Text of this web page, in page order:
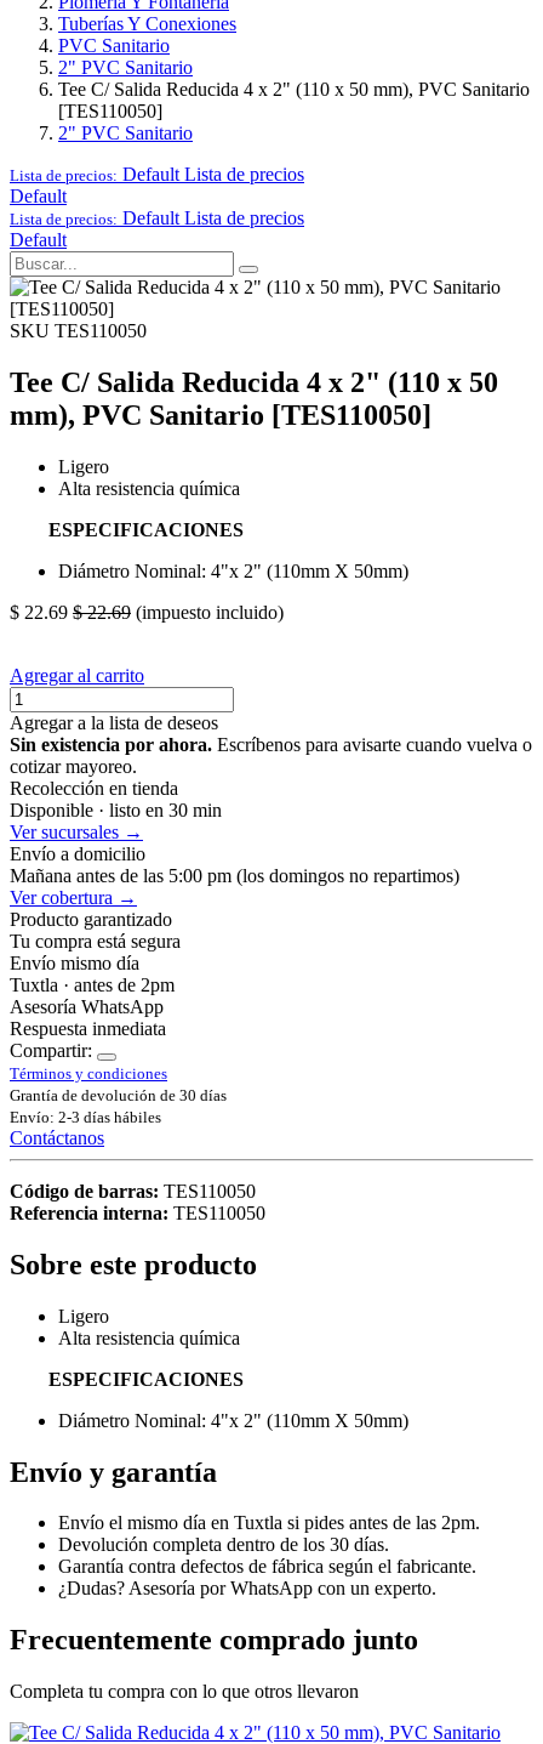
Tuberías Y Conexiones
PVC Sanitario
2" PVC Sanitario
Tee C/ Salida Reducida 4 x 2" (110 x 50 mm), PVC Sanitario
[TES110050]
2" PVC Sanitario
Lista de precios: Default Lista de precios
Default
Lista de precios: Default Lista de precios
Default
SKU TES110050
Tee C/ Salida Reducida 4 x 2" (110 x 50
mm), PVC Sanitario [TES110050]
Ligero
Alta resistencia química
ESPECIFICACIONES
Diámetro Nominal: 4"x 2" (110mm X 50mm)
$ 22.69 $22.69 (impuesto incluido)
Agregar al carrito
Agregar a la lista de deseos
Sin existencia por ahora. Escríbenos para avisarte cuando vuelva o
cotizar mayoreo.
Recolección en tienda
Disponible · listo en 30 min
Ver sucursales →
Envío a domicilio
Mañana antes de las 5:00 pm (los domingos no repartimos)
Ver cobertura →
Producto garantizado
Tu compra está segura
Envío mismo día
Tuxtla · antes de 2pm
Asesoría WhatsApp
Respuesta inmediata
Compartir:
Términos y condiciones
Grantía de devolución de 30 días
Envío: 2-3 días hábiles
Contáctanos
Código de barras: TES110050
Referencia interna: TES110050
Sobre este producto
Ligero
Alta resistencia química
ESPECIFICACIONES
Diámetro Nominal: 4"x 2" (110mm X 50mm)
Envío y garantía
Envío el mismo día en Tuxtla si pides antes de las 2pm.
Devolución completa dentro de los 30 días.
Garantía contra defectos de fábrica según el fabricante.
¿Dudas? Asesoría por WhatsApp con un experto.
Frecuentemente comprado junto
Completa tu compra con lo que otros llevaron